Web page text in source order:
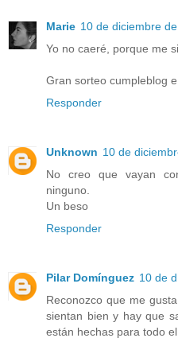
Marie 10 de diciembre
Yo no caeré, porque me
Gran sorteo cumpleblog
Responder
Unknown 10 de
No creo que vayan
ninguno.
Un beso
Responder
Pilar Domínguez 10 de
Reconozco que me
sientan bien y hay que
están hechas para todo